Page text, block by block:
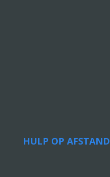
HULP OP AFSTAND